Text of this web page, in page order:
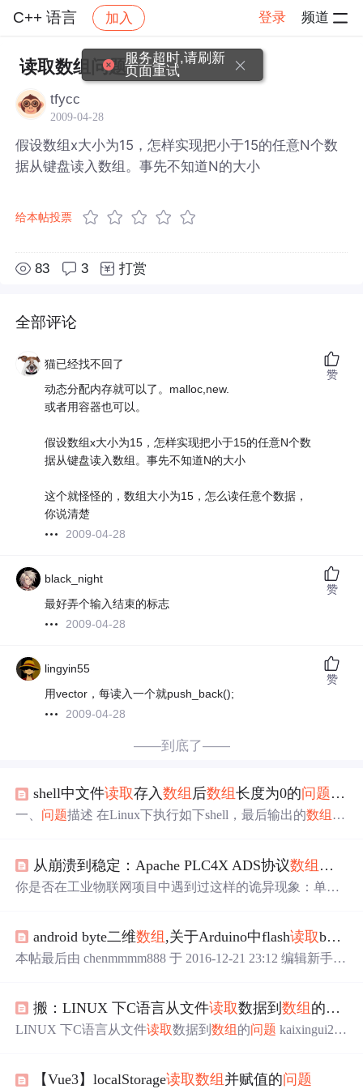
C++ 语言 加入 登录 频道
社区 C++ 语言 帖子详情
读取数组问题
tfycc
2009-04-28
假设数组x大小为15，怎样实现把小于15的任意N个数
据从键盘读入数组。事先不知道N的大小
给本帖投票
83 3 打赏
全部评论
猫已经找不回了
动态分配内存就可以了。malloc,new.
或者用容器也可以。
假设数组x大小为15，怎样实现把小于15的任意N个数
据从键盘读入数组。事先不知道N的大小
这个就怪怪的，数组大小为15，怎么读任意个数据，
你说清楚
2009-04-28
赞
black_night
最好弄个输入结束的标志
2009-04-28
赞
lingyin55
用vector，每读入一个就push_back();
2009-04-28
赞
——到底了——
shell中文件读取存入数组 后数组长度为0的问题与
一、 问题 描述 在Linux下执行如下shell，最后输出的数组 大
k fi len...
从崩溃到稳定：Apache PLC4X ADS协议数组 读取
你是否在工业物联网项目中遇到过这样的诡异现象：单值
驱动在处理西门子 S7-1200 PLC 的 ADS（Automation Devi
ce Specification，自动化设备规范）协议数组时反复重启
android byte二维数组 ,关于Arduino中flash读取byte类型二维
本帖最后由 chenmmmm888 于 2016-12-21 23:12 编辑新手上
近在研究Nokia5110液晶屏(84*48矩阵)的使用。。根据Ardu
ino playground提供的例已成功输出英文字。并且参考其中
搬：LINUX 下C语言从文件读取数据到数组 的问题
LINUX 下C语言从文件读取数据到数组 的问题 kaixingui201
就好了。 参考代码： #include <stdio.h> int main() { FILE *f
【Vue3】localStorage读取数组 并赋值的问题
服务超时,请刷新
页面重试